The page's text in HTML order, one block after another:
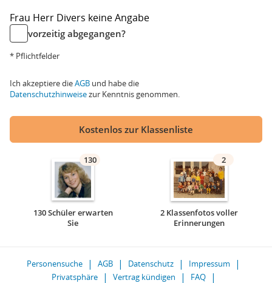
Frau Herr Divers keine Angabe
vorzeitig abgegangen?
* Pflichtfelder
Ich akzeptiere dieAGB und habe die
Datenschutzhinweisezur Kenntnis genommen.
Kostenlos zur Klassenliste
130
130 Schüler erwarten
Sie
2
2 Klassenfotos voller
Erinnerungen
Personensuche AGB Datenschutz
Impressum
Privatsphäre
Vertrag kündigen FAQ